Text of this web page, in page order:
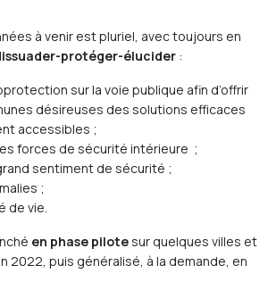
à venir est pluriel, avec toujours en
protéger-élucider :
sur la voie publique afin d’offrir
désireuses des solutions efficaces
accessibles ;
forces de sécurité intérieure ;
sentiment de sécurité ;
;
de vie.
en phase pilotesur quelques villes et
2022, puis généralisé, à la demande, en